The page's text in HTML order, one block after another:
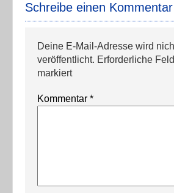
Schreibe einen Kommentar
Deine E-Mail-Adresse wird
veröffentlicht. Erforderliche
markiert
Kommentar *